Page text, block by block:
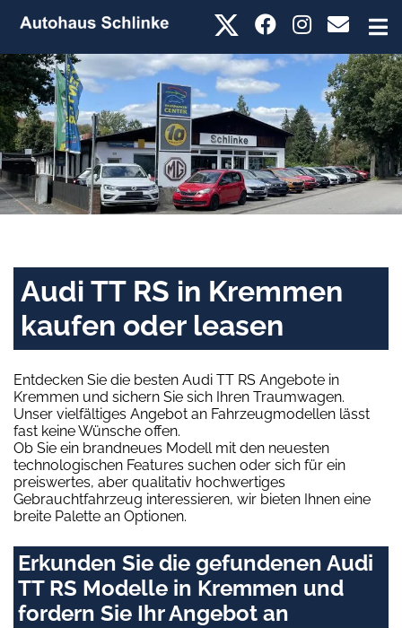
Audi TT RS in Kremmen
kaufen oder leasen
Entdecken Sie die besten Audi TT RS Angebote in
Kremmen und sichern Sie sich Ihren Traumwagen.
Unser vielfältiges Angebot an Fahrzeugmodellen lässt
fast keine Wünsche offen.
Ob Sie ein brandneues Modell mit den neuesten
technologischen Features suchen oder sich für ein
preiswertes, aber qualitativ hochwertiges
Gebrauchtfahrzeug interessieren, wir bieten Ihnen eine
breite Palette an Optionen.
Erkunden Sie die gefundenen Audi
TT RS Modelle in Kremmen und
fordern Sie Ihr Angebot an